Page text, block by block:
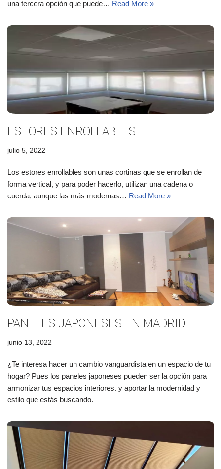
una tercera opción que puede… Read More »
ESTORES ENROLLABLES
julio 5, 2022
Los estores enrollables son unas cortinas que se enrollan de
forma vertical, y para poder hacerlo, utilizan una cadena o
cuerda, aunque las más modernas… Read More »
PANELES JAPONESES EN MADRID
junio 13, 2022
¿Te interesa hacer un cambio vanguardista en un espacio de tu
hogar? Pues los paneles japoneses pueden ser la opción para
armonizar tus espacios interiores, y aportar la modernidad y
estilo que estás buscando.